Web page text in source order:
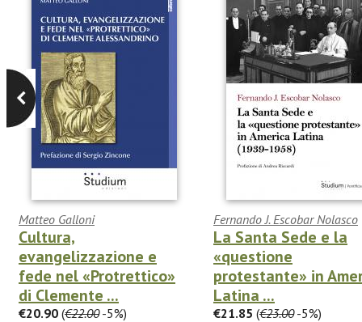
Matteo Galloni
Cultura,
evangelizzazione e
fede nel «Protrettico»
di Clemente ...
€20.90 (€22.00-5%)
Fernando J. Escobar Nolasco
La Santa Sede e la
«questione
protestante» in
Latina ...
€21.85 (€23.00-5%)